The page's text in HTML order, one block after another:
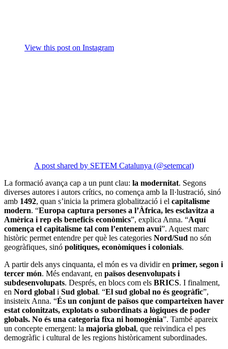
View this post on Instagram
A post shared by SETEM Catalunya (@setemcat)
La formació avança cap a un punt clau: la modernitat. Segons
diverses autores i autors crítics, no comença amb la Il·lustració, sinó
amb 1492, quan s’inicia la primera globalització i el capitalisme
modern. “Europa captura persones a l’Àfrica, les esclavitza a
Amèrica i rep els beneficis econòmics”, explica Anna. “Aquí
comença el capitalisme tal com l’entenem avui”. Aquest marc
històric permet entendre per què les categories Nord/Sud no són
geogràfiques, sinó polítiques, econòmiques i colonials.
A partir dels anys cinquanta, el món es va dividir en primer, segon i
tercer món. Més endavant, en països desenvolupats i
subdesenvolupats. Després, en blocs com els BRICS. I finalment,
en Nord global i Sud global. “El sud global no és geogràfic”,
insisteix Anna. “És un conjunt de països que comparteixen haver
estat colonitzats, explotats o subordinats a lògiques de poder
globals. No és una categoria fixa ni homogènia”. També apareix
un concepte emergent: la majoria global, que reivindica el pes
demogràfic i cultural de les regions històricament subordinades.